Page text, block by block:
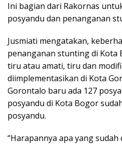
Ini bagian dari Rakornas
posyandu dan penanganan
Jusmiati mengatakan,
penanganan stunting di Kota
tiru atau amati, tiru dan
diimplementasikan di Kota
Gorontalo baru ada 127
posyandu di Kota Bogor
posyandu.
“Harapannya apa yang